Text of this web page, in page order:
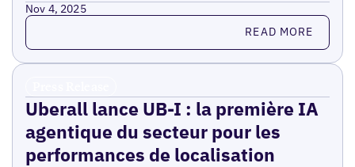
Nov 4, 2025
Read more READ MORE
Uberall lance UB-I : la première IA
agentique du secteur pour les
performances de localisation